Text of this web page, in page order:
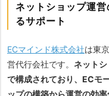
ネットショップ運
るサポート
ECマインド株式会社は東
営代行会社です。 ネット
で構成されており、ECモ